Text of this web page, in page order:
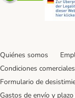
Quiénes somos
Condiciones
Formulario de
Gastos de envío y